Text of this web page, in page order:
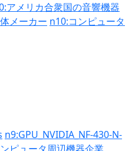
アメリカ合衆国の音響機器
メーカー n10:コンピュータ
n9:GPU_NVIDIA_NF-430-N-